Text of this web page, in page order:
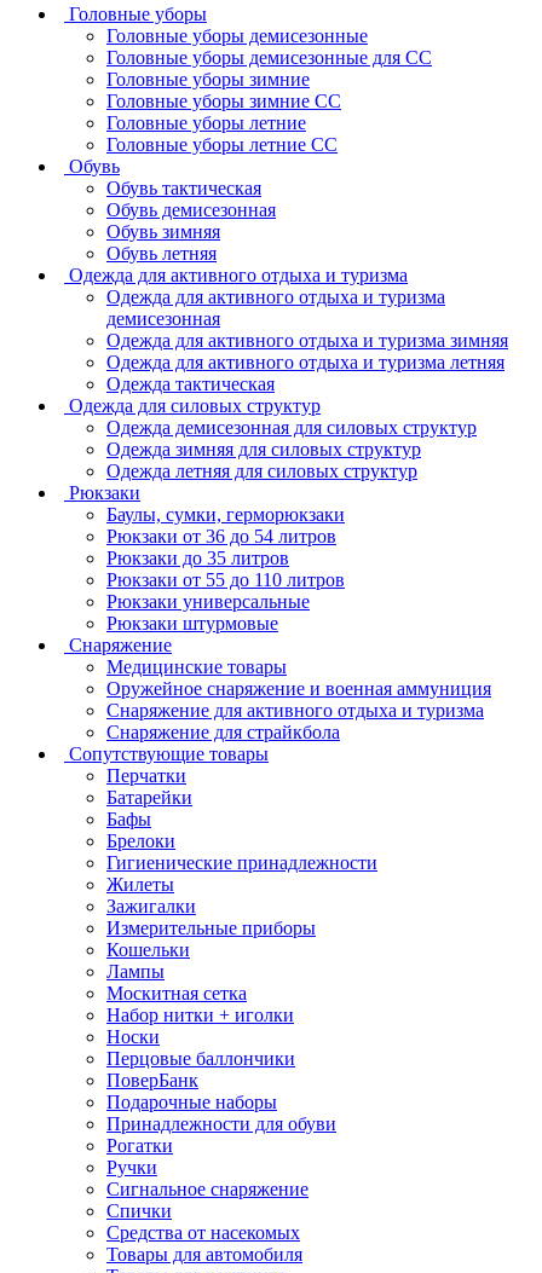
Головные уборы
Головные уборы демисезонные
Головные уборы демисезонные для СС
Головные уборы зимние
Головные уборы зимние СС
Головные уборы летние
Головные уборы летние СС
Обувь
Обувь тактическая
Обувь демисезонная
Обувь зимняя
Обувь летняя
Одежда для активного отдыха и туризма
Одежда для активного отдыха и туризма
демисезонная
Одежда для активного отдыха и туризма зимняя
Одежда для активного отдыха и туризма летняя
Одежда тактическая
Одежда для силовых структур
Одежда демисезонная для силовых структур
Одежда зимняя для силовых структур
Одежда летняя для силовых структур
Рюкзаки
Баулы, сумки, герморюкзаки
Рюкзаки от 36 до 54 литров
Рюкзаки до 35 литров
Рюкзаки от 55 до 110 литров
Рюкзаки универсальные
Рюкзаки штурмовые
Снаряжение
Медицинские товары
Оружейное снаряжение и военная аммуниция
Снаряжение для активного отдыха и туризма
Снаряжение для страйкбола
Сопутствующие товары
Перчатки
Батарейки
Бафы
Брелоки
Гигиенические принадлежности
Жилеты
Зажигалки
Измерительные приборы
Кошельки
Лампы
Москитная сетка
Набор нитки + иголки
Носки
Перцовые баллончики
ПоверБанк
Подарочные наборы
Принадлежности для обуви
Рогатки
Ручки
Сигнальное снаряжение
Спички
Средства от насекомых
Товары для автомобиля